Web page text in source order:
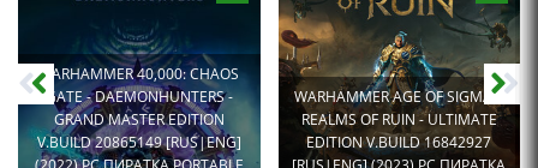
WARHAMMER 40,000: CHAOS
GATE - DAEMONHUNTERS -
GRAND MASTER EDITION
V.BUILD 20865149 [RUS|ENG]
WARHAMMER AGE OF SIGMAR:
REALMS OF RUIN - ULTIMATE
EDITION V.BUILD 16842927